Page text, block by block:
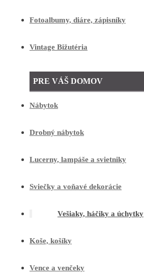
Fotoalbumy, diáre, zápisníky
Vintage Bižutéria
PRE VÁŠ DOMOV
Nábytok
Drobný nábytok
Lucerny, lampáše a svietniky
Sviečky a voňavé dekorácie
Vešiaky, háčiky a úchytky
Koše, košíky
Vence a venčeky